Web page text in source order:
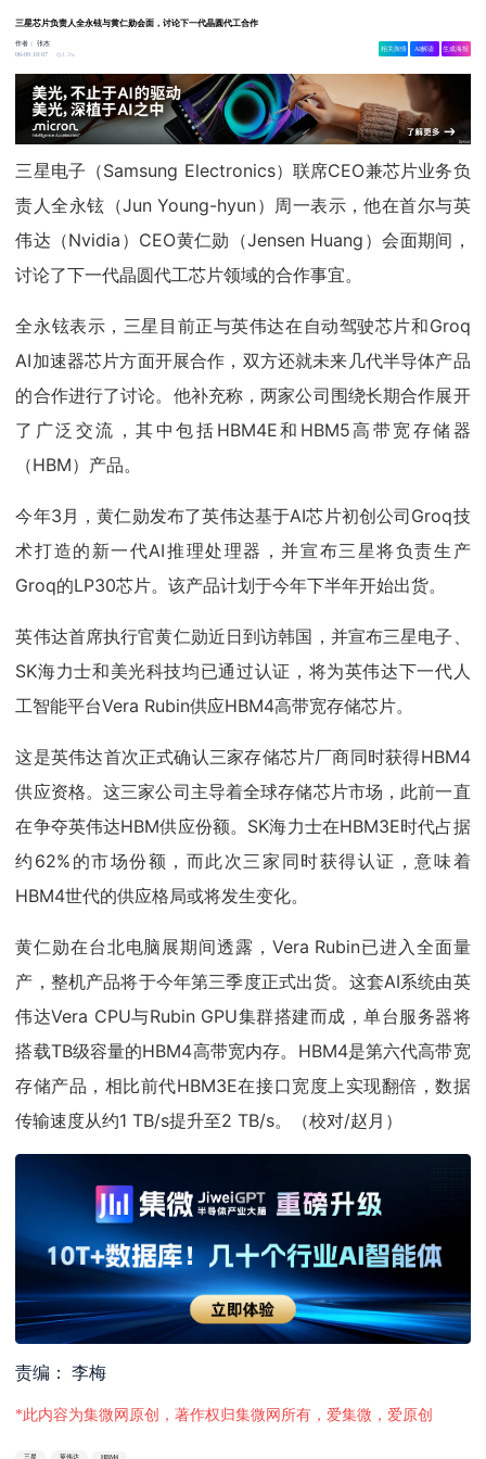
三星芯片负责人全永铉与黄仁勋会面，讨论下一代晶圆代工合作
作者：张杰
06-09 10:07
1.2w
相关舆情 AI解读 生成海报
三星电子（Samsung Electronics）联席CEO兼芯片业务负
责人全永铉（Jun Young-hyun）周一表示，他在首尔与英
伟达（Nvidia）CEO黄仁勋（Jensen Huang）会面期间，
讨论了下一代晶圆代工芯片领域的合作事宜。
全永铉表示，三星目前正与英伟达在自动驾驶芯片和Groq
AI加速器芯片方面开展合作，双方还就未来几代半导体产品
的合作进行了讨论。他补充称，两家公司围绕长期合作展开
了广泛交流，其中包括HBM4E和HBM5高带宽存储器
（HBM）产品。
今年3月，黄仁勋发布了英伟达基于AI芯片初创公司Groq技
术打造的新一代AI推理处理器，并宣布三星将负责生产
Groq的LP30芯片。该产品计划于今年下半年开始出货。
英伟达首席执行官黄仁勋近日到访韩国，并宣布三星电子、
SK海力士和美光科技均已通过认证，将为英伟达下一代人
工智能平台Vera Rubin供应HBM4高带宽存储芯片。
这是英伟达首次正式确认三家存储芯片厂商同时获得HBM4
供应资格。这三家公司主导着全球存储芯片市场，此前一直
在争夺英伟达HBM供应份额。SK海力士在HBM3E时代占据
约62%的市场份额，而此次三家同时获得认证，意味着
HBM4世代的供应格局或将发生变化。
黄仁勋在台北电脑展期间透露，Vera Rubin已进入全面量
产，整机产品将于今年第三季度正式出货。这套AI系统由英
伟达Vera CPU与Rubin GPU集群搭建而成，单台服务器将
搭载TB级容量的HBM4高带宽内存。HBM4是第六代高带宽
存储产品，相比前代HBM3E在接口宽度上实现翻倍，数据
传输速度从约1 TB/s提升至2 TB/s。（校对/赵月）
责编： 李梅
*此内容为集微网原创，著作权归集微网所有，爱集微，爱原创
三星 英伟达 HBM4